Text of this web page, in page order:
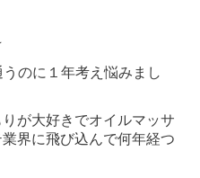
のに１年考え悩みまし
が大好きでオイルマッサ
界に飛び込んで何年経つ